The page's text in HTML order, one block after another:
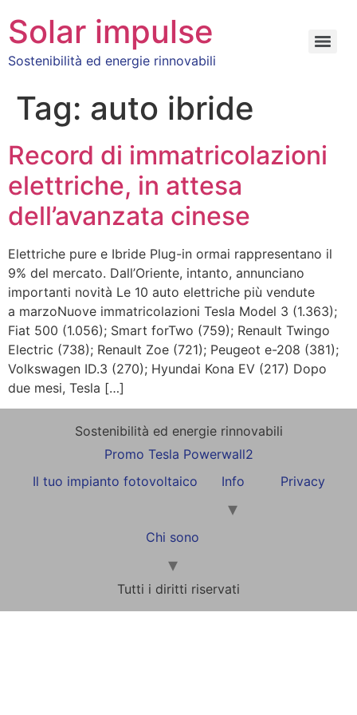
Solar impulse
Sostenibilità ed energie rinnovabili
Tag: auto ibride
Record di immatricolazioni
elettriche, in attesa
dell’avanzata cinese
Elettriche pure e Ibride Plug-in ormai rappresentano il
9% del mercato. Dall’Oriente, intanto, annunciano
importanti novità Le 10 auto elettriche più vendute
a marzoNuove immatricolazioni Tesla Model 3 (1.363);
Fiat 500 (1.056); Smart forTwo (759); Renault Twingo
Electric (738); Renault Zoe (721); Peugeot e-208 (381);
Volkswagen ID.3 (270); Hyundai Kona EV (217) Dopo
due mesi, Tesla […]
Sostenibilità ed energie rinnovabili
Promo Tesla Powerwall2
Il tuo impianto fotovoltaico
Info Privacy
Chi sono
Tutti i diritti riservati